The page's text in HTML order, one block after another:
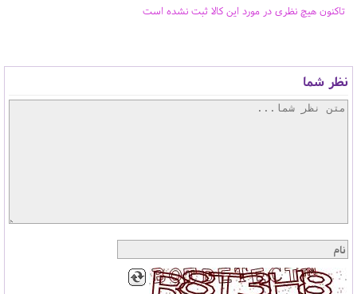
تاکنون هیچ نظری در مورد این کالا ثبت نشده است
نظر شما